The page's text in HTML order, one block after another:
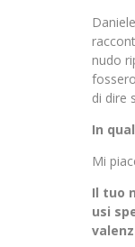
nudo
di dire
In
Mi
Il tuo
usi